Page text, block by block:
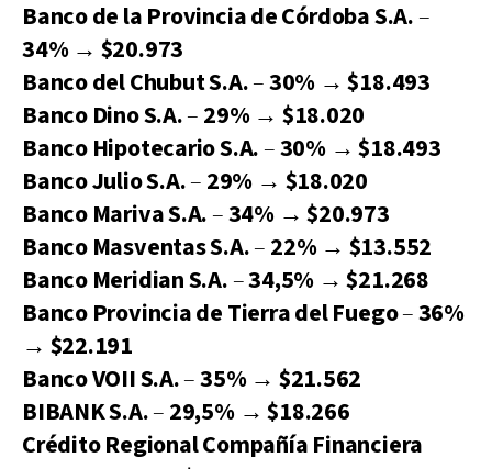
Banco de la Provincia de Córdoba S.A.–
34%→ $20.973
Banco del Chubut S.A.–30% →$18.493
Banco Dino S.A.– 29%→ $18.020
Banco Hipotecario S.A.–30%→$18.493
Banco Julio S.A.– 29% → $18.020
Banco Mariva S.A.–34%→$20.973
Banco Masventas S.A.– 22%→ $13.552
Banco Meridian S.A.–34,5% →$21.268
Banco Provincia de Tierra del Fuego–36%
→ $22.191
Banco VOII S.A.–35%→ $21.562
BIBANK S.A.– 29,5%→$18.266
Crédito Regional Compañía Financiera